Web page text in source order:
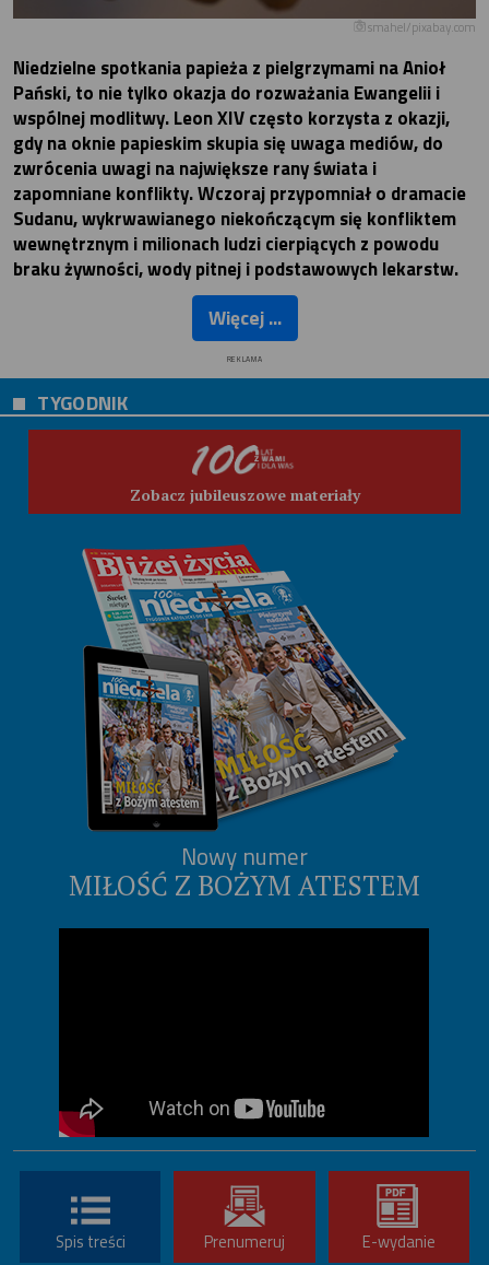
smahel/pixabay.com
Niedzielne spotkania papieża z pielgrzymami na Anioł
Pański, to nie tylko okazja do rozważania Ewangelii i
wspólnej modlitwy. Leon XIV często korzysta z okazji,
gdy na oknie papieskim skupia się uwaga mediów, do
zwrócenia uwagi na największe rany świata i
zapomniane konflikty. Wczoraj przypomniał o dramacie
Sudanu, wykrwawianego niekończącym się konfliktem
wewnętrznym i milionach ludzi cierpiących z powodu
braku żywności, wody pitnej i podstawowych lekarstw.
Więcej ...
REKLAMA
TYGODNIK
Zobacz jubileuszowe materiały
Nowy numer
MIŁOŚĆ Z BOŻYM ATESTEM
Spis treści Prenumeruj E-wydanie